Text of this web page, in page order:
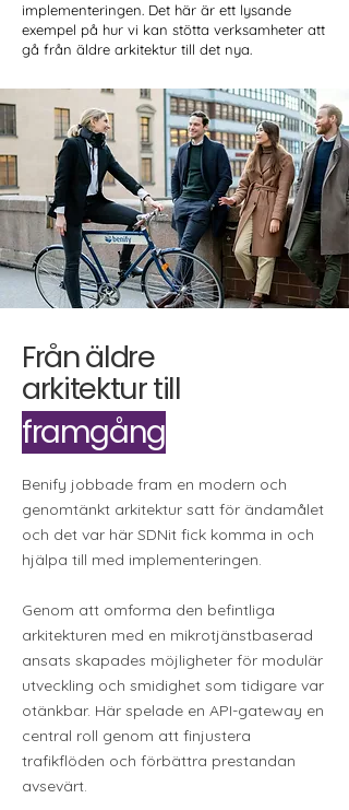
implementeringen. Det här är ett lysande
exempel på hur vi kan stötta verksamheter att
gå från äldre arkitektur till det nya.
Från äldre
arkitektur till
framgång
Benify jobbade fram en modern och
genomtänkt arkitektur satt för ändamålet
och det var här SDNit fick komma in och
hjälpa till med implementeringen.
Genom att omforma den befintliga
arkitekturen med en mikrotjänstbaserad
ansats skapades möjligheter för modulär
utveckling och smidighet som tidigare var
otänkbar. Här spelade en API-gateway en
central roll genom att finjustera
trafikflöden och förbättra prestandan
avsevärt.